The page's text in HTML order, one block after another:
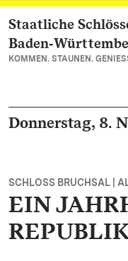
Zum Hauptinhalt
Staatliche
KOMMEN. STAUNEN.
Donnerstag, 8.
SCHLOSS BRUCHSAL |
EIN